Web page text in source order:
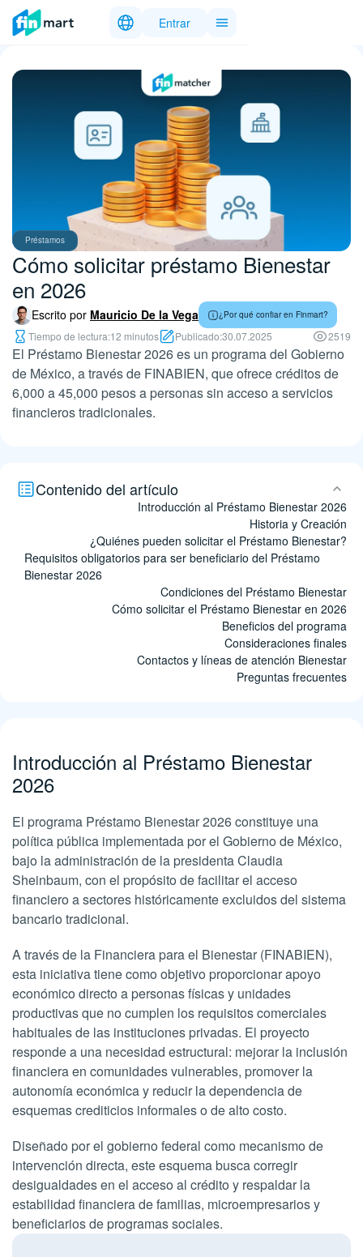
Entrar
Contenido del artículo
Introducción al Préstamo Bienestar 2026
Historia y Creación
¿Quiénes pueden solicitar el Préstamo Bienestar?
Requisitos obligatorios para ser beneficiario del Préstamo
Bienestar 2026
Condiciones del Préstamo Bienestar
Cómo solicitar el Préstamo Bienestar en 2026
Beneficios del programa
Consideraciones finales
Contactos y líneas de atención Bienestar
Preguntas frecuentes
Préstamos
Cómo solicitar préstamo Bienestar
en 2026
Escrito por Mauricio De la Vega ¿Por qué confiar en Finmart?
Tiempo de lectura:12 minutos Publicado:30.07.2025 2519
El Préstamo Bienestar 2026 es un programa del Gobierno
de México, a través de FINABIEN, que ofrece créditos de
6,000 a 45,000 pesos a personas sin acceso a servicios
financieros tradicionales.
Introducción al Préstamo Bienestar
2026
El programa Préstamo Bienestar 2026 constituye una
política pública implementada por el Gobierno de México,
bajo la administración de la presidenta Claudia
Sheinbaum, con el propósito de facilitar el acceso
financiero a sectores históricamente excluidos del sistema
bancario tradicional.
A través de la Financiera para el Bienestar (FINABIEN),
esta iniciativa tiene como objetivo proporcionar apoyo
económico directo a personas físicas y unidades
productivas que no cumplen los requisitos comerciales
habituales de las instituciones privadas. El proyecto
responde a una necesidad estructural: mejorar la inclusión
financiera en comunidades vulnerables, promover la
autonomía económica y reducir la dependencia de
esquemas crediticios informales o de alto costo.
Diseñado por el gobierno federal como mecanismo de
intervención directa, este esquema busca corregir
desigualdades en el acceso al crédito y respaldar la
estabilidad financiera de familias, microempresarios y
beneficiarios de programas sociales.